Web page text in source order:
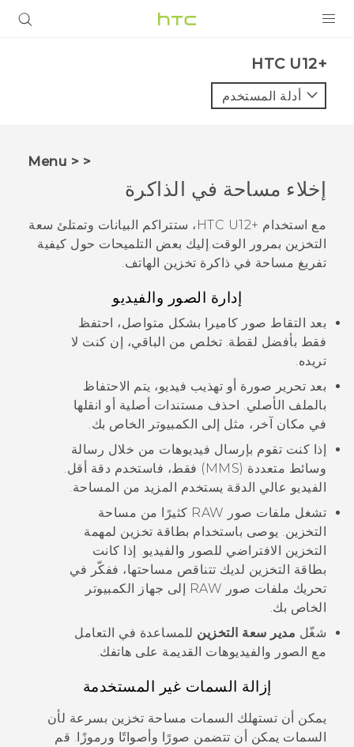
VIVE
VIVERSE
البرامج + التطبيقات
الدعم
HTC U12+‎
أدلة المستخدم
< < Menu
إخلاء مساحة في الذاكرة
مع استخدام HTC U12+‎ ، ستتراكم البيانات وتمتلئ سعة
التخزين بمرور الوقت.إليك بعض التلميحات حول كيفية
تفريغ مساحة في ذاكرة تخزين الهاتف.
إدارة الصور والفيديو
بعد التقاط صور كاميرا بشكل متواصل، احتفظ
فقط بأفضل لقطة. تخلص من الباقي، إن كنت لا
تريده.
بعد تحرير صورة أو تهذيب فيديو، يتم الاحتفاظ
بالملف الأصلي. احذف مستندات أصلية أو انقلها
في مكان آخر، مثل إلى الكمبيوتر الخاص بك.
إذا كنت تقوم بإرسال فيديوهات من خلال رسالة
وسائط متعددة (MMS) فقط، فاستخدم دقة أقل.
الفيديو عالي الدقة يستخدم المزيد من المساحة.
تشغل ملفات صور RAW كثيرًا من مساحة
التخزين. يوصى باستخدام بطاقة تخزين لمهمة
التخزين الافتراضي للصور والفيديو. إذا كانت
بطاقة التخزين لديك تتناقص مساحتها، ففكّر في
تحريك ملفات صور RAW إلى جهاز الكمبيوتر
الخاص بك.
شغّل مدير سعة التخزين للمساعدة في التعامل
مع الصور والفيديوهات القديمة على هاتفك.
إزالة السمات غير المستخدمة
يمكن أن تستهلك السمات مساحة تخزين بسرعة لأن
السمات يمكن أن تتضمن صورًا وأصواتًا ورموزًا. قم